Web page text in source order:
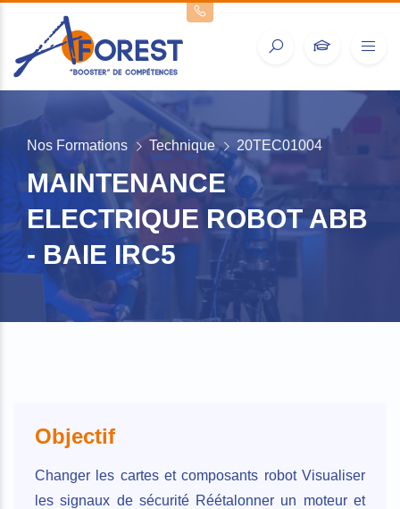
Nos Formations Technique 20TEC01004
MAINTENANCE
ELECTRIQUE ROBOT ABB
- BAIE IRC5
Objectif
Changer les cartes et composants robot Visualiser
les signaux de sécurité Réétalonner un moteur et